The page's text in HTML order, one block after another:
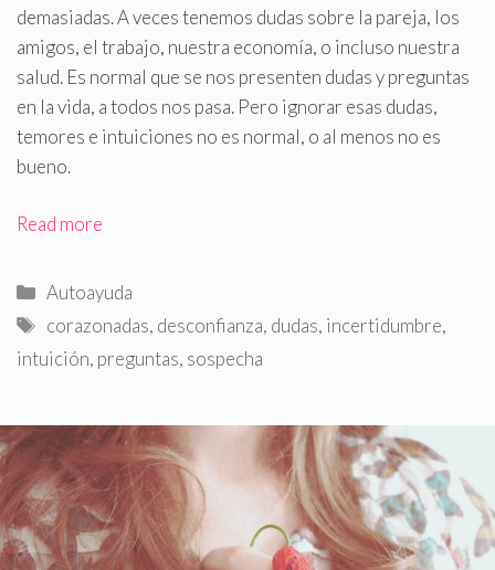
demasiadas.A veces tenemos dudas sobre la pareja, los
amigos, el trabajo, nuestra economía, o incluso nuestra
salud. Es normal que se nos presenten dudas y preguntas
en la vida, a todos nos pasa. Pero ignorar esas dudas,
temores e intuiciones no es normal, o al menos no es
bueno.
Read more
Categorías
Autoayuda
Etiquetas
corazonadas, desconfianza, dudas, incertidumbre,
intuición, preguntas, sospecha